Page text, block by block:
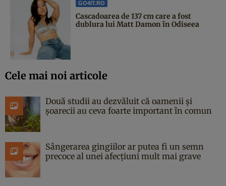
GO4IT.RO
Cascadoarea de 137 cm care a fost
dublura lui Matt Damon în Odiseea
Cele mai noi articole
Două studii au dezvăluit că oamenii și
șoarecii au ceva foarte important în comun
Sângerarea gingiilor ar putea fi un semn
precoce al unei afecțiuni mult mai grave